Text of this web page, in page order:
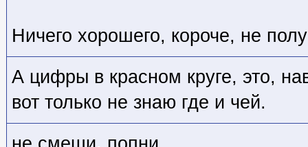
Ничего хорошего, короче, не
А цифры в красном круге, это,
вот только не знаю где и чей.